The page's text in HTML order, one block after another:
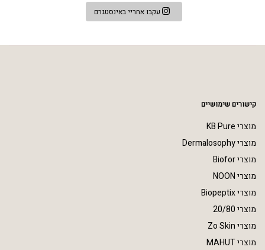
עקבו אחריי באינסטגרם
קישורים שימושיים
מוצרי KB Pure
מוצרי Dermalosophy
מוצרי Biofor
מוצרי NOON
מוצרי Biopeptix
מוצרי 20/80
מוצרי Zo Skin
מוצרי MAHUT